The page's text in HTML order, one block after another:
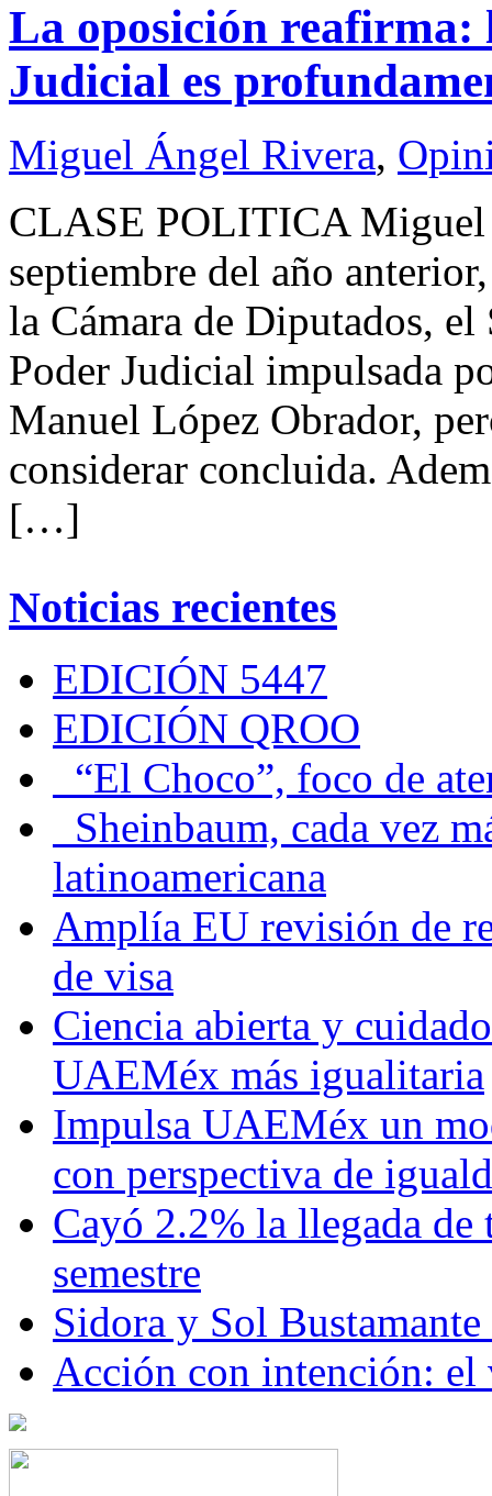
La oposición reafirma:
Judicial es
Miguel Ángel Rivera,
CLASE POLITICA
septiembre del año
la Cámara de Diputados,
Poder Judicial impulsada
Manuel López Obrador,
considerar concluida.
[…]
Noticias recientes
EDICIÓN 5447
EDICIÓN QROO
“El Choco”, foco de
Sheinbaum, cada vez
latinoamericana
Amplía EU revisión de
de visa
Ciencia abierta y
UAEMéx más igualitaria
Impulsa UAEMéx un
con perspectiva de
Cayó 2.2% la llegada de
semestre
Sidora y Sol
Acción con intención: el